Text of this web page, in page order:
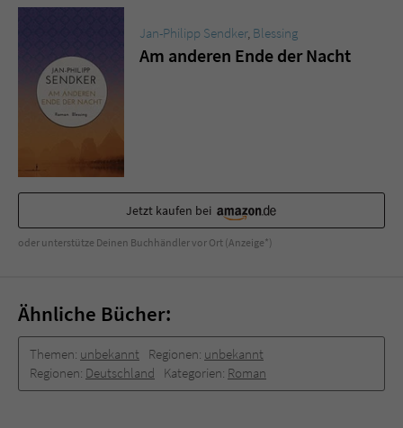
Jan-Philipp Sendker, Blessing
Am anderen Ende der Nacht
Jetzt kaufen bei
oder unterstütze Deinen Buchhändler vor Ort (Anzeige*)
Ähnliche Bücher:
Themen: unbekannt Regionen: unbekannt
Regionen: Deutschland Kategorien: Roman
Zweck
Sicherheitscode des Kontaktformulars zu
überprüfen.